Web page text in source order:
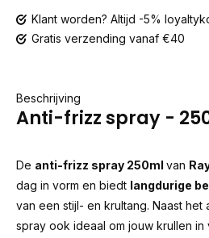
Klant worden? Altijd -5%
Gratis verzending vanaf €40
Beschrijving
Anti-frizz spray -
De anti-frizz spray 250ml van
dag in vorm en biedt langdurige
van een stijl- en krultang. Naast het
spray ook ideaal om jouw krullen